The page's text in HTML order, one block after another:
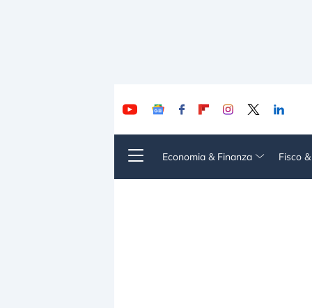
Economia & Finanza Fisco